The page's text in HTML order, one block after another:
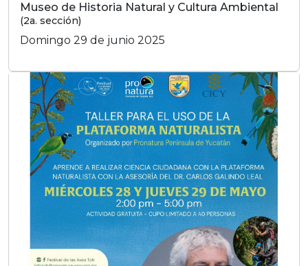
Museo de Historia Natural y Cultura Ambiental
(2a. sección)
Domingo 29 de junio 2025